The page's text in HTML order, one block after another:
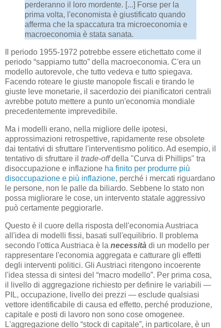
perderanno il loro mordente. [...] Forse per la
prima volta, l'economista è giustificato quando
afferma che la spaccatura tra microeconomia e
macroeconomia è stata sanata.
Il periodo 1955-1972 potrebbe essere etichettato come il
periodo “sappiamo tutto” della macroeconomia. C'era un
modello autorevole, che tutto vedeva e tutto spiegava.
Facendo roteare le giuste manopole fiscali e tirando le
giuste leve monetarie, il sacerdozio dei pianificatori centrali
avrebbe potuto mettere a punto un'economia mondiale
precedentemente imprevedibile.
Ma i modelli erano, nella migliore delle ipotesi,
approssimazioni retrospettive, rapidamente rese obsolete
dai tentativi di sfruttare l'interventismo politico. Ad esempio, il
tentativo di sfruttare il trade-offdella "Curva di Phillips" tra
disoccupazione e inflazione ha finito per produrre più
disoccupazione e più inflazione, perché i mercati riguardano
le persone, non le palle da biliardo. Sebbene lo stato non
possa migliorare le cose, un intervento statale aggressivo
può certamente peggiorarle.
Questo è il cuore della risposta dell'economia Austriaca
all'idea di modelli fissi, basati sull'equilibrio. Il problema
secondo l'ottica Austriaca è la necessità di un modello per
rappresentare l'economia aggregata e catturare gli effetti
degli interventi politici. Gli Austriaci ritengono incoerente
l'idea stessa di sintesi del “macro modello”. Per prima cosa,
il livello di aggregazione richiesto per definire le variabili —
PIL, occupazione, livello dei prezzi — esclude qualsiasi
vettore identificabile di causa ed effetto, perché produzione,
capitale e posti di lavoro non sono cose omogenee.
L'aggregazione dello “stock di capitale”, in particolare, è un